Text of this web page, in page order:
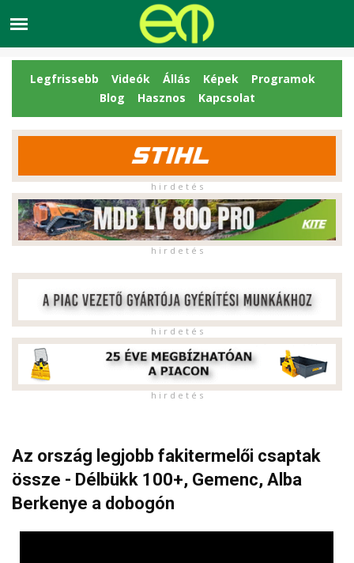
Legfrissebb Videók Állás Képek
Programok
Blog
Hasznos Kapcsolat
h i r d e t é s
h i r d e t é s
h i r d e t é s
h i r d e t é s
Az ország legjobb fakitermelői csaptak
össze - Délbükk 100+, Gemenc, Alba
Berkenye a dobogón